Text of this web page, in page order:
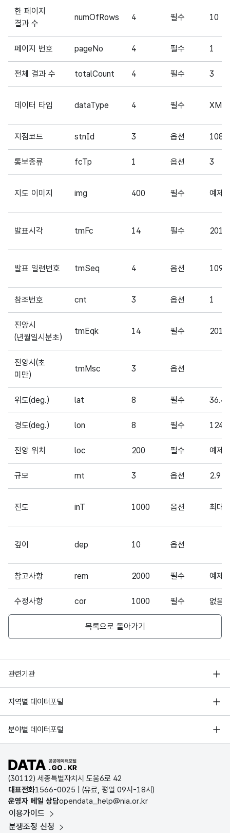
한 페이지
결과 수
numOfRows 4 필수 10
페이지 번호 pageNo 4 필수 1
전체 결과 수 totalCount 4 필수 3
데이터 타입 dataType 4 필수 XML
지점코드 stnId 3 옵션 108
통보종류 fcTp 1 옵션 3
지도 이미지 img 400 필수 예제
발표시각 tmFc 14 필수
발표 일련번호 tmSeq 4 옵션 109
참조번호 cnt 3 옵션 1
진앙시
(년월일시분초)
tmEqk 14 필수
진앙시(초
미만)
tmMsc 3 옵션
위도(deg.) lat 8 필수 36.47
경도(deg.) lon 8 필수
진앙 위치 loc 200 필수 예제
규모 mt 3 옵션 2.9
진도 inT 1000 옵션 최대
깊이 dep 10 옵션
참고사항 rem 2000 필수 예제
수정사항 cor 1000 필수 없음
목록으로 돌아가기
관련기관
행정안전부
한국지능정보사회진흥원
국가정보자원관리원
지역별 데이터포털
서울 열린데이터광장
경기데이터드림
D-데이터허브
인천데이터포털
울산광역시 데이터포털
전남광주통합특별시 빅데이터 플랫폼
분야별 데이터포털
기상자료개방포털
국토교통부 공간정보오픈플랫폼
환경부 환경데이터포털
문화데이터광장
농림축산식품 공공데이터포털
보건의료빅데이터개방시스템
공공데이터포털 바로가기
(30112) 세종특별자치시 도움6로 42
대표전화1566-0025 | (유료, 평일 09시-18시)
운영자 메일 상담opendata_help@nia.or.kr
이용가이드
분쟁조정 신청